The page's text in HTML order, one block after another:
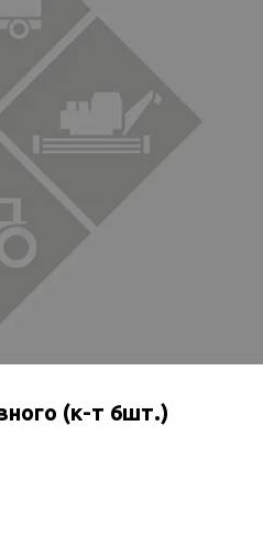
(к-т 6шт.)